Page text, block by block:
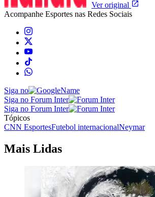
Ver original
Acompanhe Esportes nas Redes Sociais
Siga no
Siga no Forum Inter
Siga no Forum Inter
Tópicos
CNN EsportesFutebol internacionalNeymar
Mais Lidas